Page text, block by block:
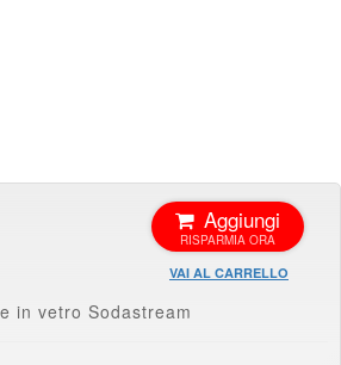
Aggiungi
VAI AL CARRELLO
in vetro Sodastream